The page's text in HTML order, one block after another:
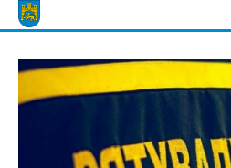
Skip
to